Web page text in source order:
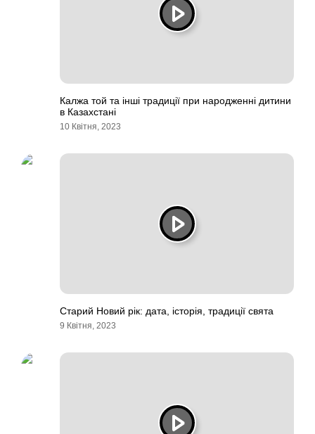
Калжа той та інші традиції при народженні дитини
в Казахстані
10 Квітня, 2023
Старий Новий рік: дата, історія, традиції свята
9 Квітня, 2023